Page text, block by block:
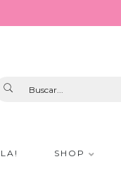
SHOP